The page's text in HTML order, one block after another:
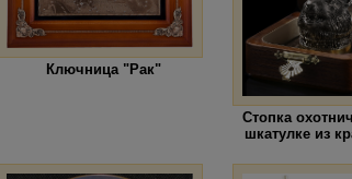
Ключница "Рак"
Стопка
шкатулке из